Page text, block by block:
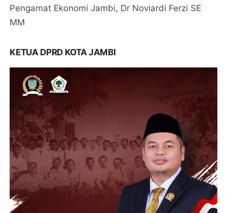
Pengamat Ekonomi Jambi, Dr Noviardi Ferzi SE
MM
KETUA DPRD KOTA JAMBI